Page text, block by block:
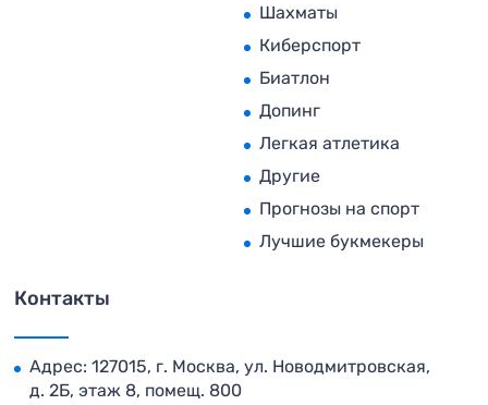
Шахматы
Киберспорт
Биатлон
Допинг
Легкая атлетика
Другие
Прогнозы на спорт
Лучшие букмекеры
Контакты
Адрес: 127015, г. Москва, ул. Новодмитровская,
д. 2Б, этаж 8, помещ. 800